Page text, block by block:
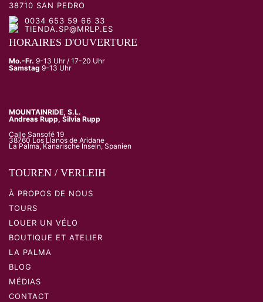
38710 SAN PEDRO
0034 653 59 66 33
TIENDA.SP@MRLP.ES
HORAIRES D'OUVERTURE
Mo.-Fr. 9-13 Uhr / 17-20 Uhr
Samstag 9-13 Uhr
MOUNTAINRIDE, S.L.
Andreas Rupp, Silvia Rupp
Calle Sansofé 19
38760 Los Llanos de Aridane
La Palma, Kanarische Inseln, Spanien
TOUREN / VERLEIH
À PROPOS DE NOUS
TOURS
LOUER UN VÉLO
BOUTIQUE ET ATELIER
LA PALMA
BLOG
MÉDIAS
CONTACT